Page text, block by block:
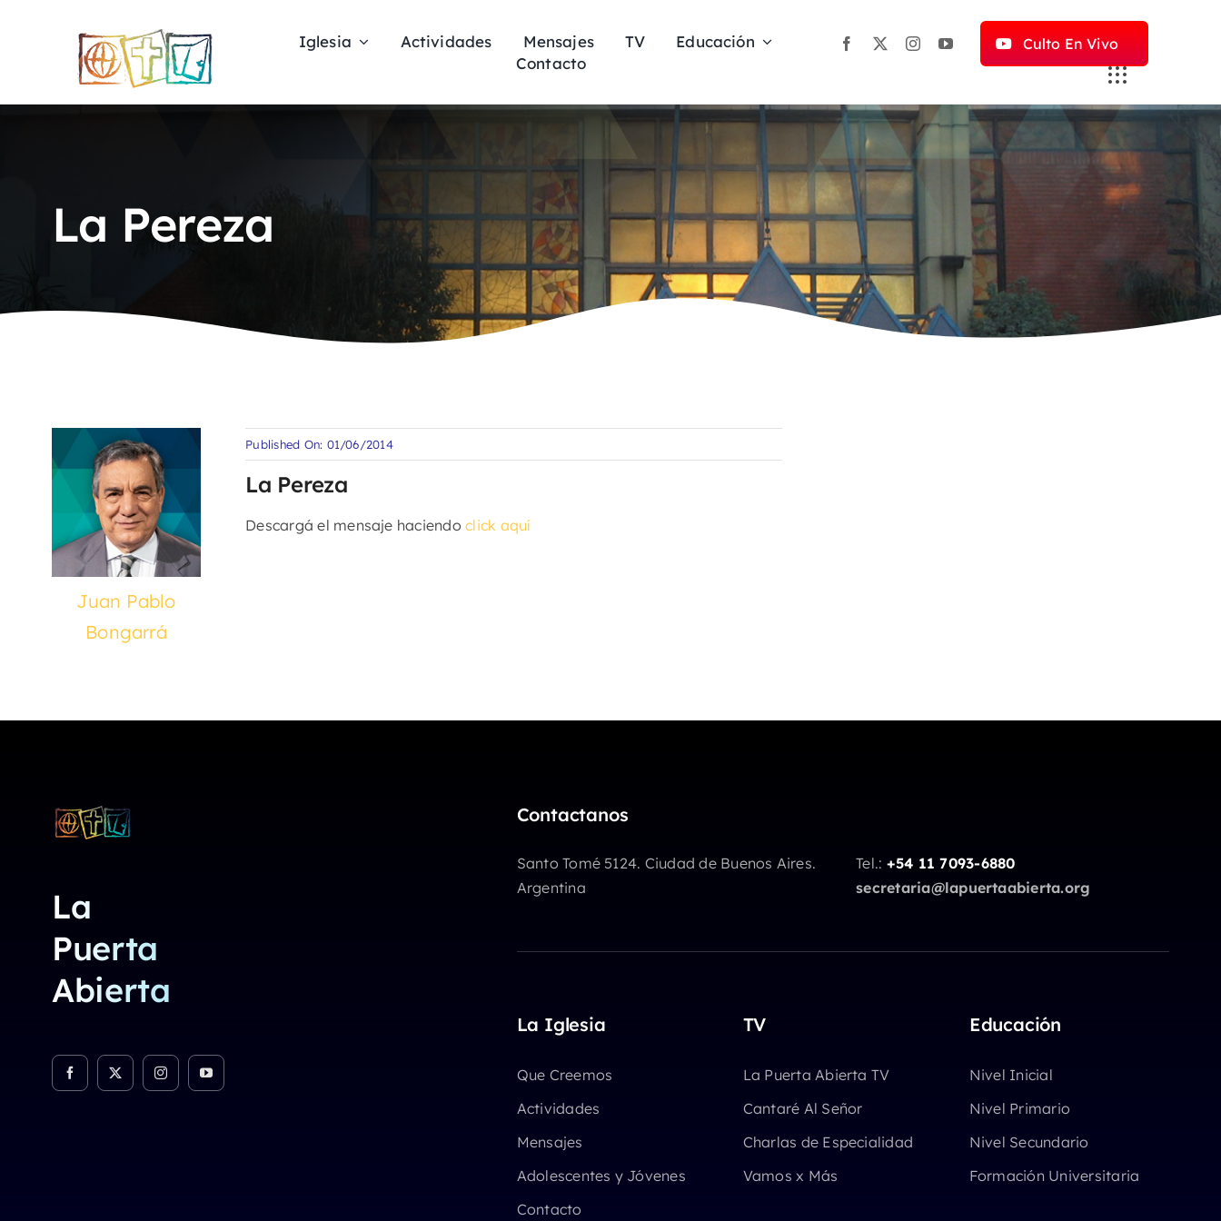
Iglesia Actividades Mensajes TV
Educación
Contacto
Culto En Vivo
La Pereza
Juan Pablo
Bongarrá
Published On: 01/06/2014
La Pereza
Descargá el mensaje haciendoclick aquí
La
Puerta
Abierta
Contactanos
Santo Tomé 5124. Ciudad de Buenos Aires.
Argentina
Tel.: +54 11 7093-6880
secretaria@lapuertaabierta.org
La Iglesia
Que Creemos
Actividades
Mensajes
Adolescentes y Jóvenes
Contacto
TV
La Puerta Abierta TV
Cantaré Al Señor
Charlas de Especialidad
Vamos x Más
Educación
Nivel Inicial
Nivel Primario
Nivel Secundario
Formación Universitaria